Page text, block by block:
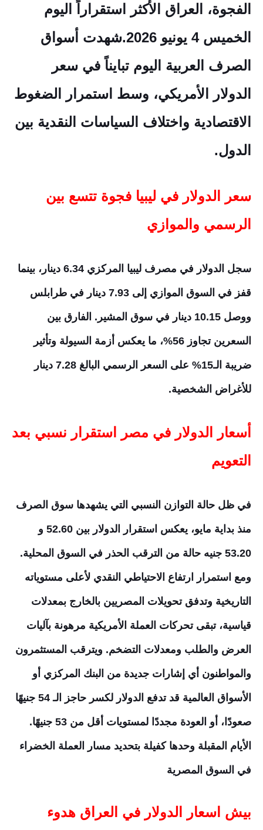
الفجوة، العراق الأكثر استقراراً اليوم
الخميس 4 يونيو 2026.شهدت أسواق
الصرف العربية اليوم تبايناً في سعر
الدولار الأمريكي، وسط استمرار الضغوط
الاقتصادية واختلاف السياسات النقدية بين
الدول.
سعر الدولار في ليبيا فجوة تتسع بين
الرسمي والموازي
سجل الدولار في مصرف ليبيا المركزي 6.34 دينار، بينما
قفز في السوق الموازي إلى 7.93 دينار في طرابلس
ووصل 10.15 دينار في سوق المشير. الفارق بين
السعرين تجاوز 56%، ما يعكس أزمة السيولة وتأثير
ضريبة الـ15% على السعر الرسمي البالغ 7.28 دينار
للأغراض الشخصية.
أسعار الدولار في مصر استقرار نسبي بعد
التعويم
في ظل حالة التوازن النسبي التي يشهدها سوق الصرف
منذ بداية مايو، يعكس استقرار الدولار بين 52.60 و
53.20 جنيه حالة من الترقب الحذر في السوق المحلية.
ومع استمرار ارتفاع الاحتياطي النقدي لأعلى مستوياته
التاريخية وتدفق تحويلات المصريين بالخارج بمعدلات
قياسية، تبقى تحركات العملة الأمريكية مرهونة بآليات
العرض والطلب ومعدلات التضخم. ويترقب المستثمرون
والمواطنون أي إشارات جديدة من البنك المركزي أو
الأسواق العالمية قد تدفع الدولار لكسر حاجز الـ 54 جنيهًا
صعودًا، أو العودة مجددًا لمستويات أقل من 53 جنيهًا.
الأيام المقبلة وحدها كفيلة بتحديد مسار العملة الخضراء
في السوق المصرية
بيش اسعار الدولار في العراق هدوء